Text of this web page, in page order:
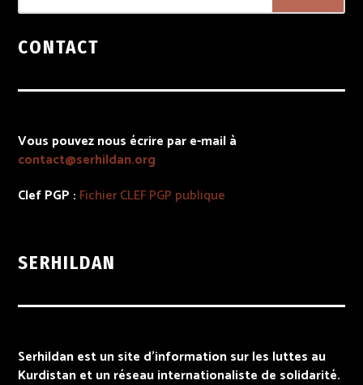
CONTACT
Vous pouvez nous écrire par e-mail à
contact@serhildan.org
Clef PGP : FichierCLEF PGP publique
SERHILDAN
Serhildan est un site d’information sur les luttes au
Kurdistan et un réseau internationaliste de solidarité.